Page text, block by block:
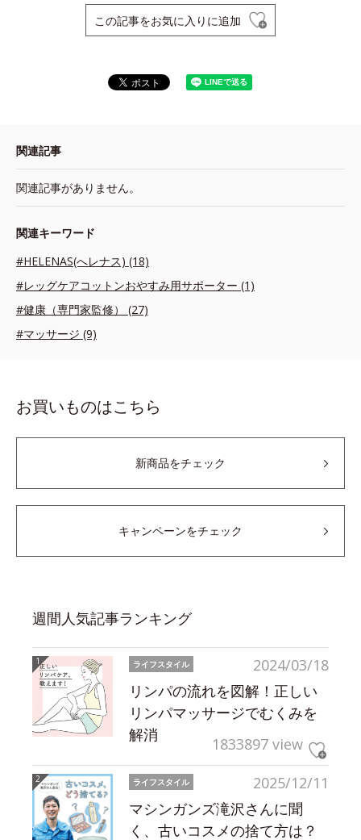
この記事をお気に入りに追加
関連記事
関連記事がありません。
関連キーワード
#HELENAS(へレナス) (18)
#レッグケアコットンおやすみ用サポーター (1)
#健康（専門家監修） (27)
#マッサージ (9)
お買いものはこちら
新商品をチェック
キャンペーンをチェック
週間人気記事ランキング
2024/03/18
ライフスタイル
リンパの流れを図解！正しい
リンパマッサージでむくみを
解消
1833897 view
2025/12/11
ライフスタイル
マシンガンズ滝沢さんに聞
く、古いコスメの捨て方は？